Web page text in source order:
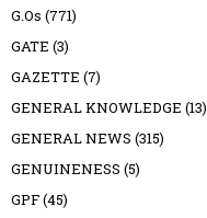
G.Os (771)
GATE (3)
GAZETTE (7)
GENERAL KNOWLEDGE (13)
GENERAL NEWS (315)
GENUINENESS (5)
GPF(45)